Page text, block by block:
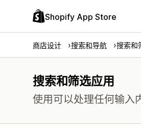
Shopify App Store
商店设计 搜索和导航 搜索和
搜索和筛选应用
使用可以处理任何输入